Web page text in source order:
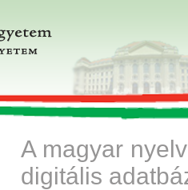
A magyar
digitális